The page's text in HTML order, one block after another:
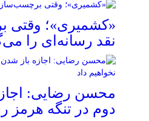
«کشمیری»؛
نقد رسانه‌ای را
محسن رضایی:
دوم در تنگه هرمز